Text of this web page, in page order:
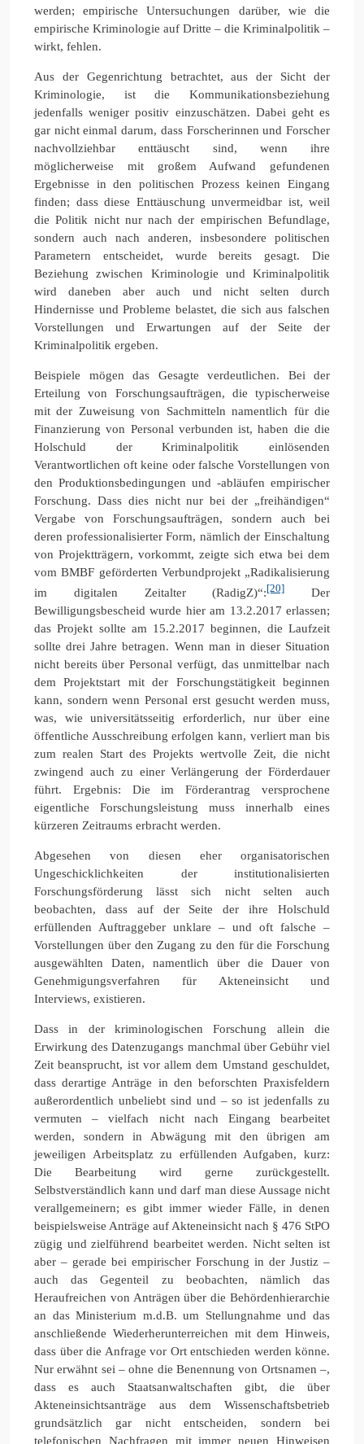
werden; empirische Untersuchungen darüber, wie die
empirische Kriminologie auf Dritte – die Kriminalpolitik –
wirkt, fehlen.
Aus der Gegenrichtung betrachtet, aus der Sicht der
Kriminologie, ist die Kommunikationsbeziehung
jedenfalls weniger positiv einzuschätzen. Dabei geht es
gar nicht einmal darum, dass Forscherinnen und Forscher
nachvollziehbar enttäuscht sind, wenn ihre
möglicherweise mit großem Aufwand gefundenen
Ergebnisse in den politischen Prozess keinen Eingang
finden; dass diese Enttäuschung unvermeidbar ist, weil
die Politik nicht nur nach der empirischen Befundlage,
sondern auch nach anderen, insbesondere politischen
Parametern entscheidet, wurde bereits gesagt. Die
Beziehung zwischen Kriminologie und Kriminalpolitik
wird daneben aber auch und nicht selten durch
Hindernisse und Probleme belastet, die sich aus falschen
Vorstellungen und Erwartungen auf der Seite der
Kriminalpolitik ergeben.
Beispiele mögen das Gesagte verdeutlichen. Bei der
Erteilung von Forschungsaufträgen, die typischerweise
mit der Zuweisung von Sachmitteln namentlich für die
Finanzierung von Personal verbunden ist, haben die die
Holschuld der Kriminalpolitik einlösenden
Verantwortlichen oft keine oder falsche Vorstellungen von
den Produktionsbedingungen und -abläufen empirischer
Forschung. Dass dies nicht nur bei der „freihändigen“
Vergabe von Forschungsaufträgen, sondern auch bei
deren professionalisierter Form, nämlich der Einschaltung
von Projektträgern, vorkommt, zeigte sich etwa bei dem
vom BMBF geförderten Verbundprojekt „Radikalisierung
im digitalen Zeitalter (RadigZ)“:[20] Der
Bewilligungsbescheid wurde hier am 13.2.2017 erlassen;
das Projekt sollte am 15.2.2017 beginnen, die Laufzeit
sollte drei Jahre betragen. Wenn man in dieser Situation
nicht bereits über Personal verfügt, das unmittelbar nach
dem Projektstart mit der Forschungstätigkeit beginnen
kann, sondern wenn Personal erst gesucht werden muss,
was, wie universitätsseitig erforderlich, nur über eine
öffentliche Ausschreibung erfolgen kann, verliert man bis
zum realen Start des Projekts wertvolle Zeit, die nicht
zwingend auch zu einer Verlängerung der Förderdauer
führt. Ergebnis: Die im Förderantrag versprochene
eigentliche Forschungsleistung muss innerhalb eines
kürzeren Zeitraums erbracht werden.
Abgesehen von diesen eher organisatorischen
Ungeschicklichkeiten der institutionalisierten
Forschungsförderung lässt sich nicht selten auch
beobachten, dass auf der Seite der ihre Holschuld
erfüllenden Auftraggeber unklare – und oft falsche –
Vorstellungen über den Zugang zu den für die Forschung
ausgewählten Daten, namentlich über die Dauer von
Genehmigungsverfahren für Akteneinsicht und
Interviews, existieren.
Dass in der kriminologischen Forschung allein die
Erwirkung des Datenzugangs manchmal über Gebühr viel
Zeit beansprucht, ist vor allem dem Umstand geschuldet,
dass derartige Anträge in den beforschten Praxisfeldern
außerordentlich unbeliebt sind und – so ist jedenfalls zu
vermuten – vielfach nicht nach Eingang bearbeitet
werden, sondern in Abwägung mit den übrigen am
jeweiligen Arbeitsplatz zu erfüllenden Aufgaben, kurz:
Die Bearbeitung wird gerne zurückgestellt.
Selbstverständlich kann und darf man diese Aussage nicht
verallgemeinern; es gibt immer wieder Fälle, in denen
beispielsweise Anträge auf Akteneinsicht nach § 476 StPO
zügig und zielführend bearbeitet werden. Nicht selten ist
aber – gerade bei empirischer Forschung in der Justiz –
auch das Gegenteil zu beobachten, nämlich das
Heraufreichen von Anträgen über die Behördenhierarchie
an das Ministerium m.d.B. um Stellungnahme und das
anschließende Wiederherunterreichen mit dem Hinweis,
dass über die Anfrage vor Ort entschieden werden könne.
Nur erwähnt sei – ohne die Benennung von Ortsnamen –,
dass es auch Staatsanwaltschaften gibt, die über
Akteneinsichtsanträge aus dem Wissenschaftsbetrieb
grundsätzlich gar nicht entscheiden, sondern bei
telefonischen Nachfragen mit immer neuen Hinweisen